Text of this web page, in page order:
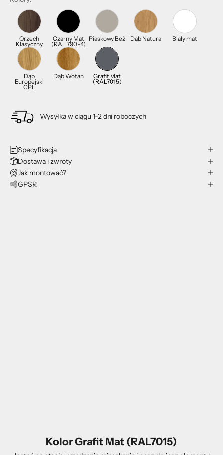
Orzech
Klasyczny
Czarny Mat
(RAL 790-4)
Piaskowy Beż Dąb Natura Biały mat
Dąb
Europejski
CPL
Dąb Wotan Grafit Mat
(RAL7015)
Wysyłka w ciągu 1-2 dni roboczych
Specyfikacja
Dostawa i zwroty
Jak montować?
GPSR
Kolor Grafit Mat (RAL7015)